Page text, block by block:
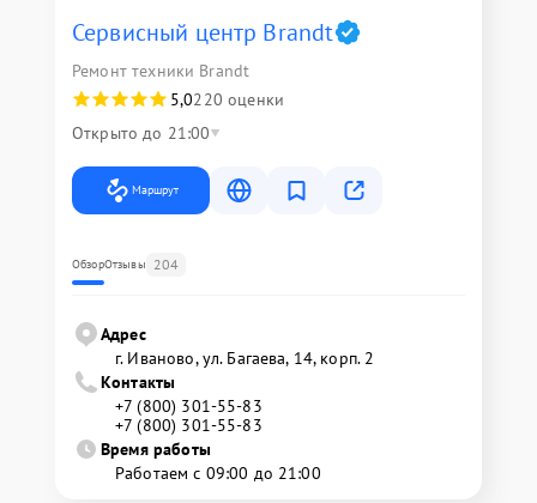
Сервисный центр Brandt
Ремонт техники Brandt
5,0220 оценки
Открыто до 21:00
Маршрут
ОбзорОтзывы 204
Адрес
г. Иваново, ул. Багаева, 14, корп. 2
Контакты
+7 (800) 301-55-83
+7 (800) 301-55-83
Время работы
Работаем с 09:00 до 21:00